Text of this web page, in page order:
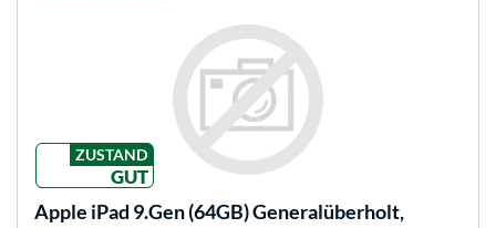
ZUSTAND
GUT
Apple iPad 9.Gen (64GB) Generalüberholt,